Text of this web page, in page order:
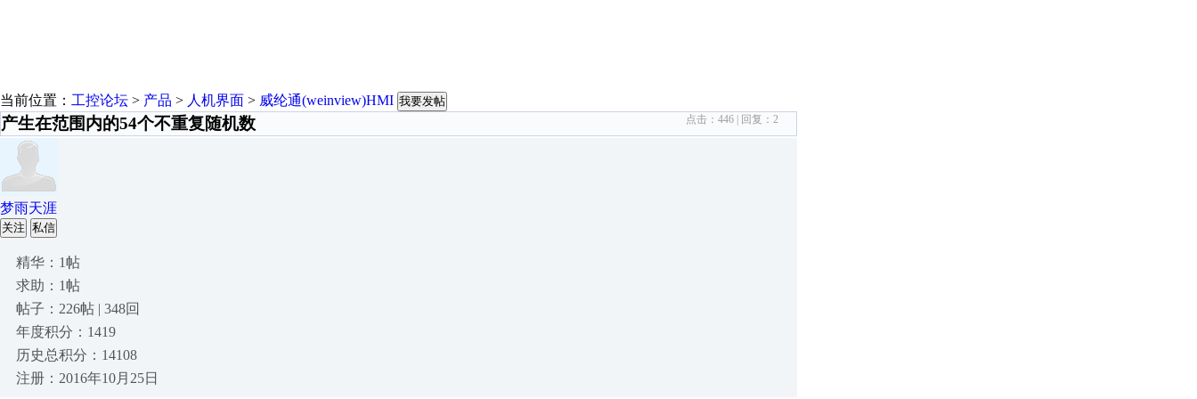
当前位置： 工控论坛 > 产品 > 人机界面 > 威纶通(weinview)HMI 我要发帖
产生在范围内的54个不重复随机数 点击： 446 | 回复： 2
梦雨天涯
关注 私信
精华：1帖
求助：1帖
帖子：226帖 | 348回
年度积分：1419
历史总积分：14108
注册：2016年10月25日